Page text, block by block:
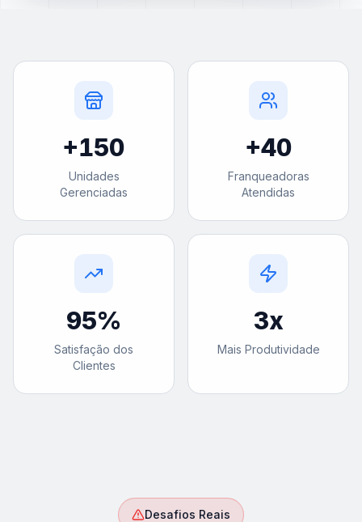
+150
Unidades
Gerenciadas
+40
Franqueadoras
Atendidas
95%
Satisfação dos
Clientes
3x
Mais Produtividade
Desafios Reais